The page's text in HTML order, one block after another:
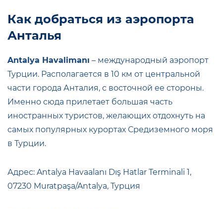
Как добраться из аэропорта
Анталья
Antalya Havalimanı – международный аэропорт
Турции. Располагается в 10 км от центральной
части города Анталия, с восточной ее стороны.
Именно сюда прилетает большая часть
иностранных туристов, желающих отдохнуть на
самых популярных курортах Средиземного моря
в Турции.
Адрес: Antalya Havaalanı Dış Hatlar Terminali 1,
07230 Muratpaşa/Antalya, Турция